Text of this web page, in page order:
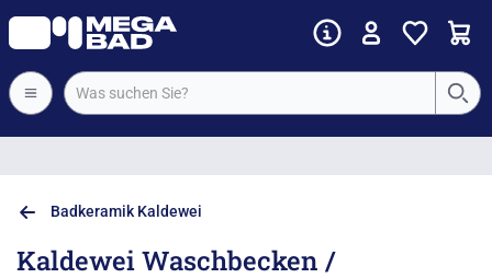
Badkeramik Kaldewei
Kaldewei Waschbecken /